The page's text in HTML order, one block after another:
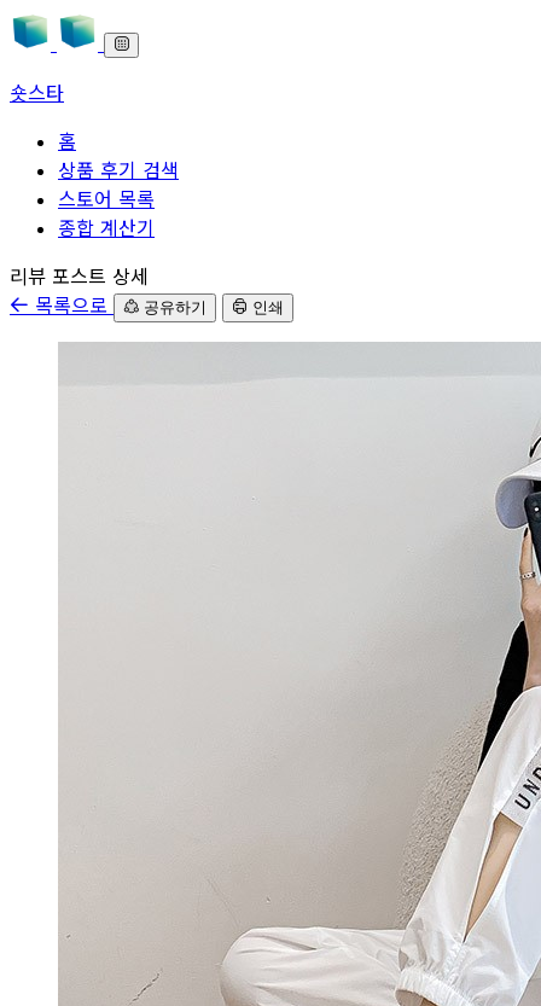
숏스타
홈
상품 후기 검색
스토어 목록
종합 계산기
본문으로 바로가기
리뷰 포스트 상세
목록으로
공유하기 인쇄